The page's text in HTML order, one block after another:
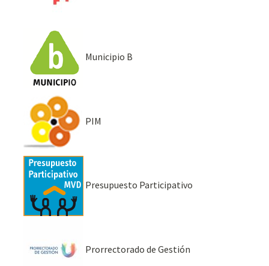
Municipio B
PIM
Presupuesto Participativo
Prorrectorado de Gestión